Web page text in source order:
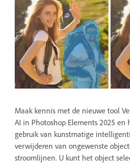
Maak kennis met de nieuwe tool
AI in Photoshop Elements 2025 en
gebruik van kunstmatige
verwijderen van ongewenste
stroomlijnen. U kunt het object